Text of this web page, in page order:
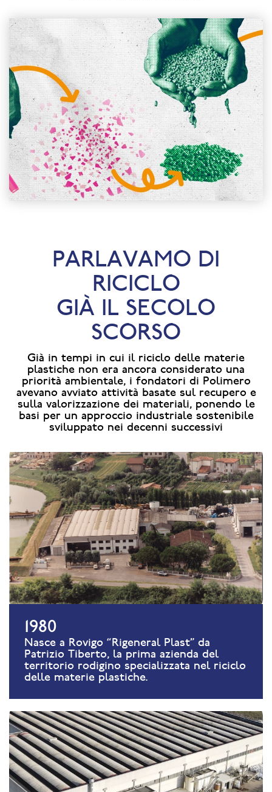
PARLAVAMO DI
RICICLO
GIÀ IL SECOLO
SCORSO
Già in tempi in cui il riciclo delle materie
plastiche non era ancora considerato una
priorità ambientale, i fondatori di Polimero
avevano avviato attività basate sul recupero e
sulla valorizzazione dei materiali, ponendo le
basi per un approccio industriale sostenibile
sviluppato nei decenni successivi
1980
Nasce a Rovigo “Rigeneral Plast” da
Patrizio Tiberto, la prima azienda del
territorio rodigino specializzata nel riciclo
delle materie plastiche.